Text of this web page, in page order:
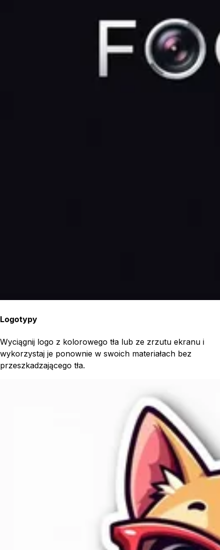
Logotypy
Wyciągnij logo z kolorowego tła lub ze zrzutu ekranu i
wykorzystaj je ponownie w swoich materiałach bez
przeszkadzającego tła.